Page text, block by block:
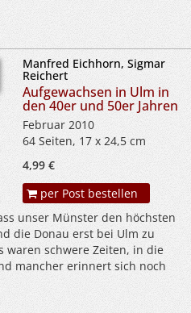
Manfred Eichhorn, Sigmar
Reichert
Aufgewachsen in Ulm in
den 40er und 50er Jahren
Februar 2010
64 Seiten, 17 x 24,5 cm
4,99 €
per Post bestellen
unser Münster den höchsten
die Donau erst bei Ulm zu
waren schwere Zeiten, in die
mancher erinnert sich noch